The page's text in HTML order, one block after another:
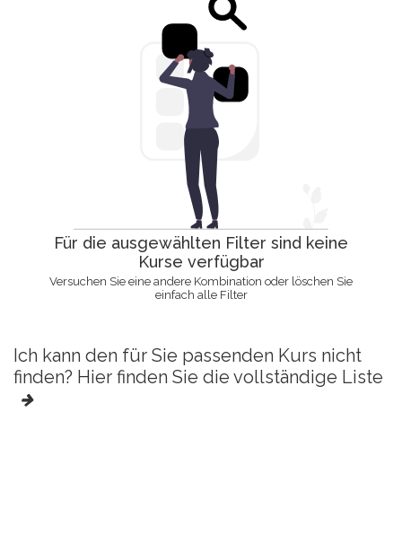
Für die ausgewählten Filter sind keine
Kurse verfügbar
Versuchen Sie eine andere Kombination oder löschen Sie
einfach alle Filter
Ich kann den für Sie passenden Kurs nicht
finden? Hier finden Sie die vollständige Liste